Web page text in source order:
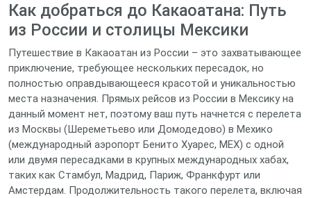
Как добраться до Какаоатана: Путь
из России и столицы Мексики
Путешествие в Какаоатан из России – это захватывающее
приключение, требующее нескольких пересадок, но
полностью оправдывающееся красотой и уникальностью
места назначения. Прямых рейсов из России в Мексику на
данный момент нет, поэтому ваш путь начнется с перелета
из Москвы (Шереметьево или Домодедово) в Мехико
(международный аэропорт Бенито Хуарес, MEX) с одной
или двумя пересадками в крупных международных хабах,
таких как Стамбул, Мадрид, Париж, Франкфурт или
Амстердам. Продолжительность такого перелета, включая